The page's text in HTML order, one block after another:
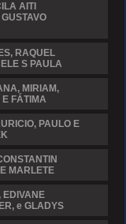
AITI
RAQUEL
S PAULA
MIRIAM,
FÁTIMA
PAULO E
MARLETE
EDIVANE
e GLADYS